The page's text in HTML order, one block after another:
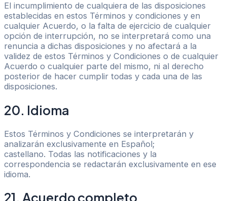
El incumplimiento de cualquiera de las disposiciones
establecidas en estos Términos y condiciones y en
cualquier Acuerdo, o la falta de ejercicio de cualquier
opción de interrupción, no se interpretará como una
renuncia a dichas disposiciones y no afectará a la
validez de estos Términos y Condiciones o de cualquier
Acuerdo o cualquier parte del mismo, ni al derecho
posterior de hacer cumplir todas y cada una de las
disposiciones.
20. Idioma
Estos Términos y Condiciones se interpretarán y
analizarán exclusivamente en Español;
castellano. Todas las notificaciones y la
correspondencia se redactarán exclusivamente en ese
idioma.
21. Acuerdo completo